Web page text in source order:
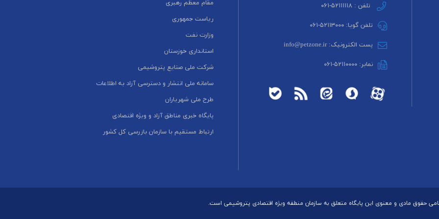
تلفن : ۵۲۱۱۱۱۱۸-۰۶۱
تلفن گویا: ۵۲۱۱۳۰۰۰-۰۶۱
پست الکترونیک: info@petzone.ir
نمابر: ۵۲۱۱۰۰۰۰-۰۶۱
مقام معظم رهبری
ریاست جمهوری
وزارت نفت
استانداری خوزستان
شرکت ملی صنایع پتروشیمی
سامانه ملی انتشار و دسترسی آزاد به اطلاعات
طرح ملی شهریاران
پایگاه خبری مناطق آزاد و ویژه اقتصادی
ارتباط مستقیم با سازمان بازرسی کل کشور
حقوق مادی و معنوی این پایگاه متعلق به سازمان منطقه ویژه اقتصادی پتروشیمی است.